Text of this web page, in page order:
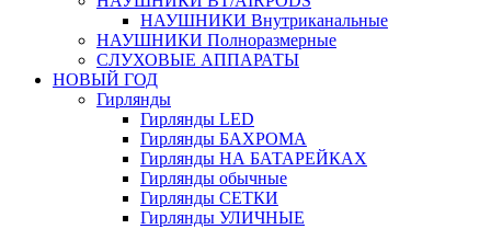
НАУШНИКИ Внутриканальные
НАУШНИКИ Полноразмерные
СЛУХОВЫЕ АППАРАТЫ
НОВЫЙ ГОД
Гирлянды
Гирлянды LED
Гирлянды БАХРОМА
Гирлянды НА БАТАРЕЙКАХ
Гирлянды обычные
Гирлянды СЕТКИ
Гирлянды УЛИЧНЫЕ